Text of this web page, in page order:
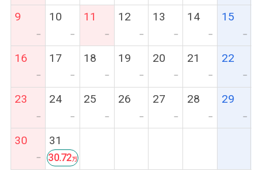
9
ー
10
ー
11
ー
12
ー
13
ー
14
ー
15
ー
16
ー
17
ー
18
ー
19
ー
20
ー
21
ー
22
ー
23
ー
24
ー
25
ー
26
ー
27
ー
28
ー
29
ー
30
ー
31
30.72